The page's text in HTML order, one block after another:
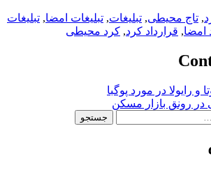
, تاج محیطی, تبلیغات, تبلیغات امضا, تبلیغات
امضا, قرارداد کرد, کرد محیطی
و رایولا در مورد پوگبا
در رونق بازار مسکن